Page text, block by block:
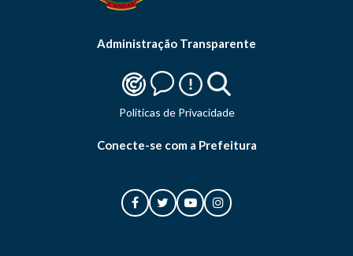
Administração Transparente
Politicas de Privacidade
Conecte-se com a Prefeitura